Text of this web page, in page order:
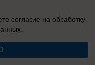
согласие на обработку